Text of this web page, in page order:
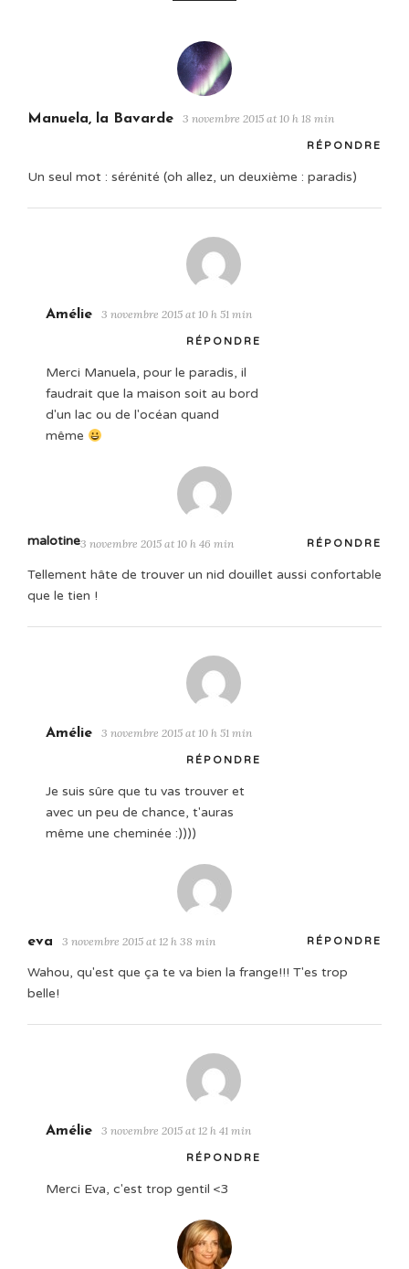
Manuela, la Bavarde 3 novembre 2015 at 10 h 18 min
RÉPONDRE
Un seul mot : sérénité (oh allez, un deuxième : paradis)
Amélie 3 novembre 2015 at 10 h 51 min
RÉPONDRE
Merci Manuela, pour le paradis, il
faudrait que la maison soit au bord
d'un lac ou de l'océan quand
même
malotine3 novembre 2015 at 10 h 46 min RÉPONDRE
Tellement hâte de trouver un nid douillet aussi confortable
que le tien !
Amélie 3 novembre 2015 at 10 h 51 min
RÉPONDRE
Je suis sûre que tu vas trouver et
avec un peu de chance, t'auras
même une cheminée :))))
eva 3 novembre 2015 at 12 h 38 min RÉPONDRE
Wahou, qu'est que ça te va bien la frange!!! T'es trop
belle!
Amélie 3 novembre 2015 at 12 h 41 min
RÉPONDRE
Merci Eva, c'est trop gentil <3